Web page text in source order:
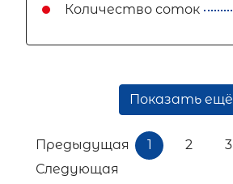
Количество соток
Показать ещё
Предыдущая 1 2 3
Следующая